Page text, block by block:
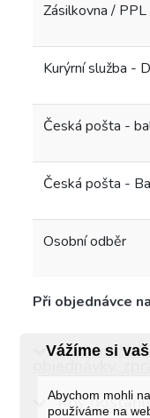
Vážíme si
Abychom mohli
používáme na
Zásilkovna /
Kurýrní služba -
Česká pošta -
Česká pošta -
Osobní odběr
Při objednávce
Nemám
objednávky,
Kdy